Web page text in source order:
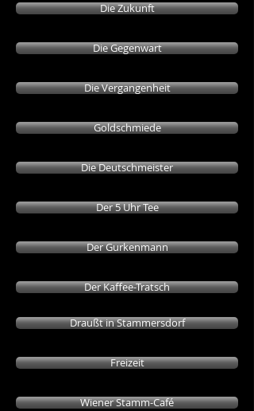
Die Zukunft
Die Gegenwart
Die Vergangenheit
Goldschmiede
Die Deutschmeister
Der 5 Uhr Tee
Der Gurkenmann
Der Kaffee-Tratsch
Draußt in Stammersdorf
Freizeit
Wiener Stamm-Café